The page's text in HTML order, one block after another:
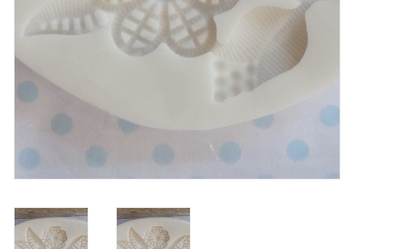
Stempelaccesoires
Papier (blokjes) &
Embellishments
Mixed Media